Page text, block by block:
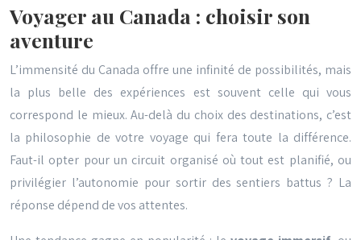
Voyager au Canada : choisir son
aventure
L’immensité du Canada offre une infinité de possibilités, mais
la plus belle des expériences est souvent celle qui vous
correspond le mieux. Au-delà du choix des destinations, c’est
la philosophie de votre voyage qui fera toute la différence.
Faut-il opter pour un circuit organisé où tout est planifié, ou
privilégier l’autonomie pour sortir des sentiers battus ? La
réponse dépend de vos attentes.